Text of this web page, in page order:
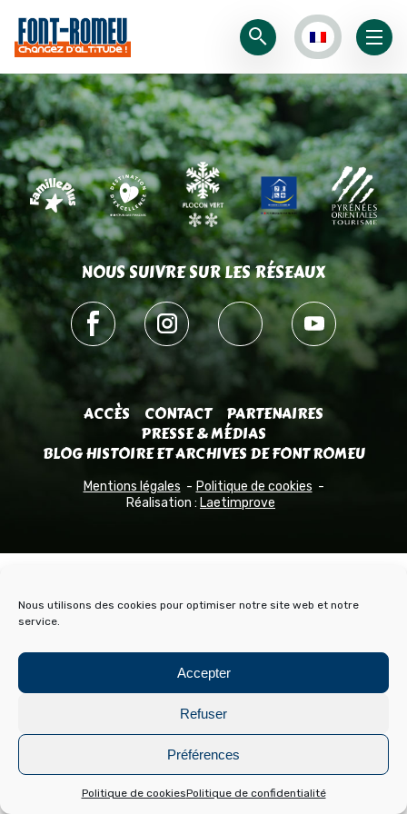
Nous utilisons des cookies pour optimiser notre site web et notre
service.
Accepter
Refuser
Préférences
Politique de cookiesPolitique de confidentialité
NOUS SUIVRE SUR LES RÉSEAUX
ACCÈS CONTACT
PARTENAIRES
PRESSE & MÉDIAS
BLOG HISTOIRE ET ARCHIVES DE FONT ROMEU
Mentions légales
Politique de cookies
Réalisation : Laetimprove